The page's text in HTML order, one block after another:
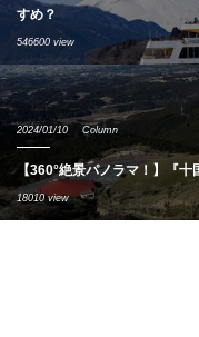
すめ？
546600 view
2024/01/10 Column
【360°絶景パノラマ！】『
18010 view